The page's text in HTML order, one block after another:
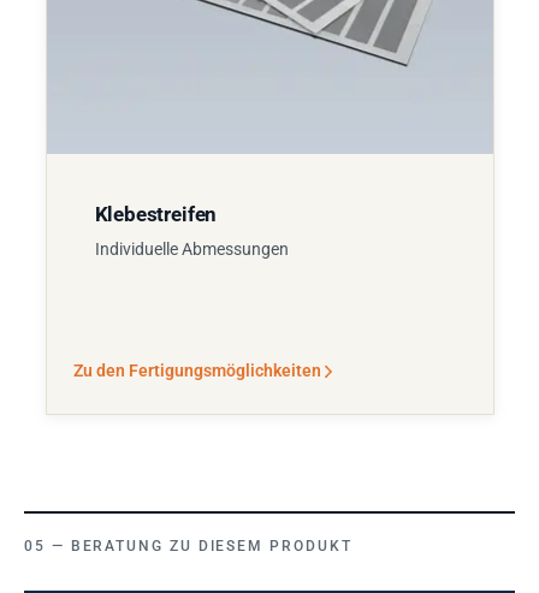
Klebestreifen
Individuelle Abmessungen
Zu den Fertigungsmöglichkeiten
BERATUNG ZU DIESEM PRODUKT